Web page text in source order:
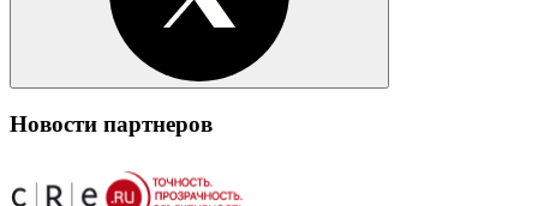
Новости партнеров